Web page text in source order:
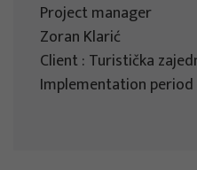
Project manager
Zoran Klarić
Client : Turistička
Implementation period